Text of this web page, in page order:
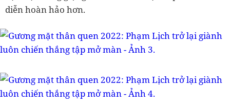
diễn hoàn hảo hơn.